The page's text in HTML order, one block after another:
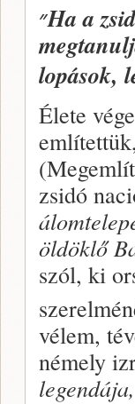
״Ha a
lopások,
Élete
zsidó
öldöklő
szól, ki
vélem,
némely
legendája,